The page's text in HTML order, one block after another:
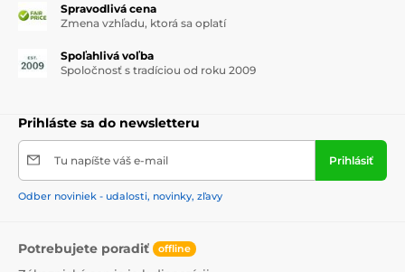
Spravodlivá cena
Zmena vzhľadu, ktorá sa oplatí
Spoľahlivá voľba
Spoločnosť s tradíciou od roku 2009
Prihláste sa do newsletteru
Tu napíšte váš e-mail Prihlásiť
Odber noviniek - udalosti, novinky, zľavy
Potrebujete poradiť offline